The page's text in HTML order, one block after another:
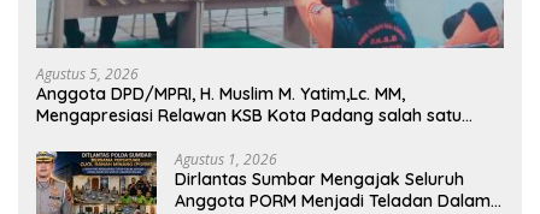
Agustus 5, 2026
Anggota DPD/MPRI, H. Muslim M. Yatim,Lc. MM,
Mengapresiasi Relawan KSB Kota Padang salah satu
Agustus 1, 2026
Dirlantas Sumbar Mengajak Seluruh
Anggota PORM Menjadi Teladan Dalam